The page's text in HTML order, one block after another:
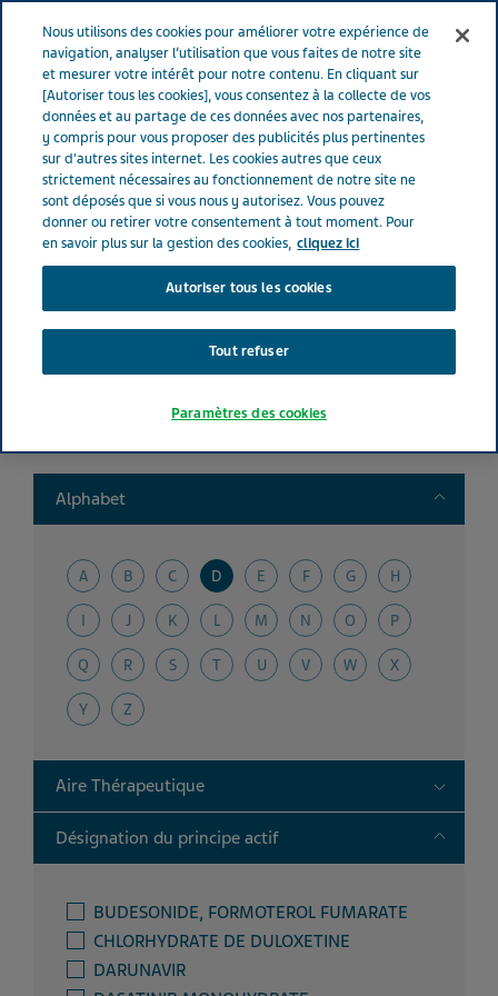
Menu
France Nos Produits Product catalog
Liste de nos médicaments
Search
Filtres clairs
Alphabet Toggle
A B C D E F G H
I J K L M N O P
Q R S T U V W X
Y Z
Aire Thérapeutique Toggle
Désignation du principe actif Toggle
BUDESONIDE, FORMOTEROL FUMARATE
CHLORHYDRATE DE DULOXETINE
DARUNAVIR
Nous utilisons des cookies pour améliorer votre expérience de
navigation, analyser l’utilisation que vous faites de notre site
et mesurer votre intérêt pour notre contenu. En cliquant sur
[Autoriser tous les cookies], vous consentez à la collecte de vos
données et au partage de ces données avec nos partenaires,
y compris pour vous proposer des publicités plus pertinentes
sur d'autres sites internet. Les cookies autres que ceux
strictement nécessaires au fonctionnement de notre site ne
sont déposés que si vous nous y autorisez. Vous pouvez
donner ou retirer votre consentement à tout moment. Pour
en savoir plus sur la gestion des cookies, cliquez ici
Autoriser tous les cookies
Tout refuser
Paramètres des cookies